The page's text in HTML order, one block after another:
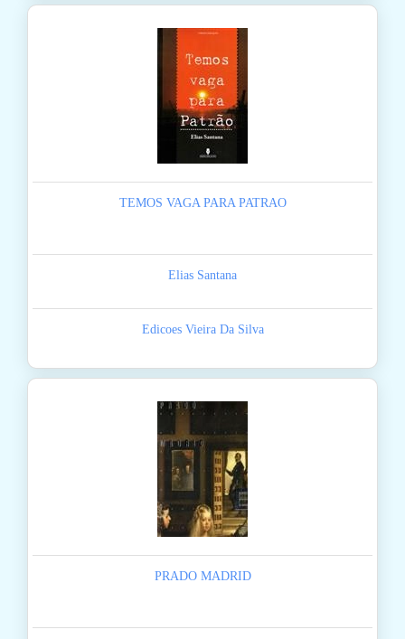
TEMOS VAGA PARA PATRAO
Elias Santana
Edicoes Vieira Da Silva
PRADO MADRID